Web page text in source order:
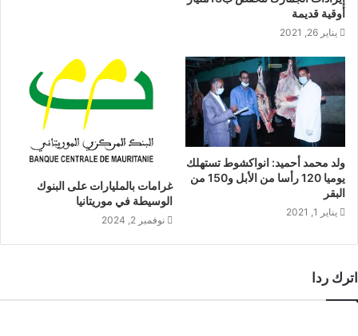
أوقية قديمة
يناير 26, 2021
ولد محمد أحميد: انواكشوط تستهلك
يوميا 120 رأسا من الأبل و150 من
البقر
يناير 1, 2021
غرامات بالمليارات على البنوك
الوسيطة في موريتانيا
نوفمبر 2, 2024
اترك ردا